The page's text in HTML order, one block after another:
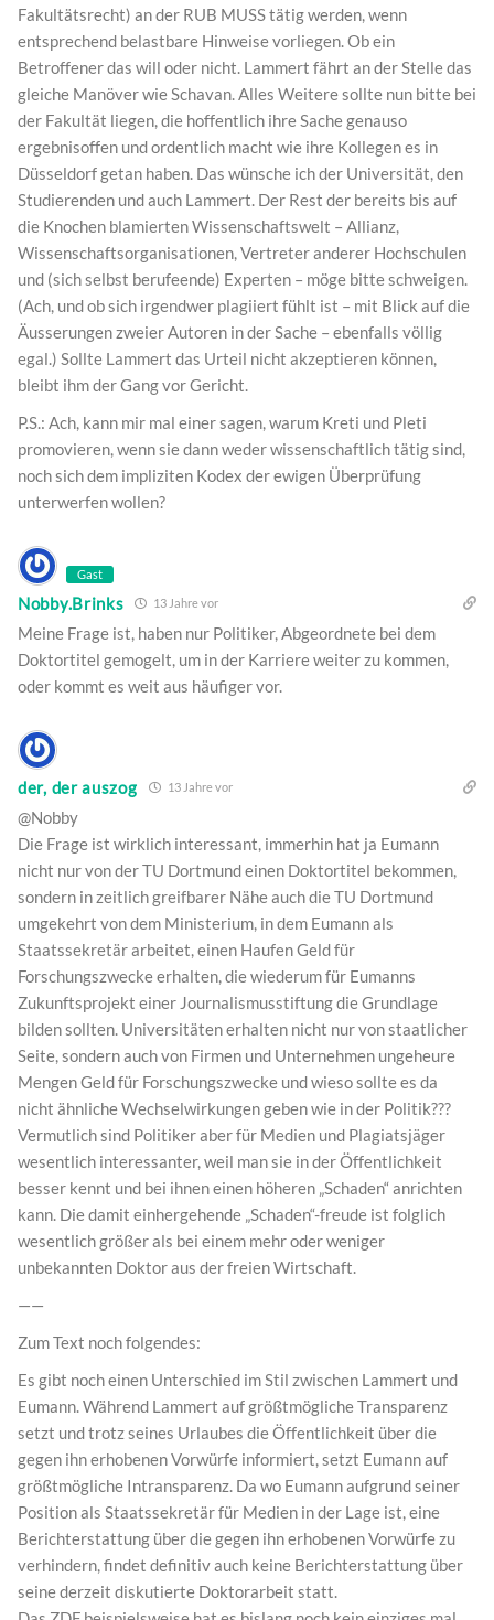
Fakultätsrecht) an der RUB MUSS tätig werden, wenn
entsprechend belastbare Hinweise vorliegen. Ob ein
Betroffener das will oder nicht. Lammert fährt an der Stelle das
gleiche Manöver wie Schavan. Alles Weitere sollte nun bitte bei
der Fakultät liegen, die hoffentlich ihre Sache genauso
ergebnisoffen und ordentlich macht wie ihre Kollegen es in
Düsseldorf getan haben. Das wünsche ich der Universität, den
Studierenden und auch Lammert. Der Rest der bereits bis auf
die Knochen blamierten Wissenschaftswelt – Allianz,
Wissenschaftsorganisationen, Vertreter anderer Hochschulen
und (sich selbst berufeende) Experten – möge bitte schweigen.
(Ach, und ob sich irgendwer plagiiert fühlt ist – mit Blick auf die
Äusserungen zweier Autoren in der Sache – ebenfalls völlig
egal.) Sollte Lammert das Urteil nicht akzeptieren können,
bleibt ihm der Gang vor Gericht.
P.S.: Ach, kann mir mal einer sagen, warum Kreti und Pleti
promovieren, wenn sie dann weder wissenschaftlich tätig sind,
noch sich dem impliziten Kodex der ewigen Überprüfung
unterwerfen wollen?
Gast
Nobby.Brinks 13 Jahre vor
Meine Frage ist, haben nur Politiker, Abgeordnete bei dem
Doktortitel gemogelt, um in der Karriere weiter zu kommen,
oder kommt es weit aus häufiger vor.
der, der auszog 13 Jahre vor
@Nobby
Die Frage ist wirklich interessant, immerhin hat ja Eumann
nicht nur von der TU Dortmund einen Doktortitel bekommen,
sondern in zeitlich greifbarer Nähe auch die TU Dortmund
umgekehrt von dem Ministerium, in dem Eumann als
Staatssekretär arbeitet, einen Haufen Geld für
Forschungszwecke erhalten, die wiederum für Eumanns
Zukunftsprojekt einer Journalismusstiftung die Grundlage
bilden sollten. Universitäten erhalten nicht nur von staatlicher
Seite, sondern auch von Firmen und Unternehmen ungeheure
Mengen Geld für Forschungszwecke und wieso sollte es da
nicht ähnliche Wechselwirkungen geben wie in der Politik???
Vermutlich sind Politiker aber für Medien und Plagiatsjäger
wesentlich interessanter, weil man sie in der Öffentlichkeit
besser kennt und bei ihnen einen höheren „Schaden“ anrichten
kann. Die damit einhergehende „Schaden“-freude ist folglich
wesentlich größer als bei einem mehr oder weniger
unbekannten Doktor aus der freien Wirtschaft.
——
Zum Text noch folgendes:
Es gibt noch einen Unterschied im Stil zwischen Lammert und
Eumann. Während Lammert auf größtmögliche Transparenz
setzt und trotz seines Urlaubes die Öffentlichkeit über die
gegen ihn erhobenen Vorwürfe informiert, setzt Eumann auf
größtmögliche Intransparenz. Da wo Eumann aufgrund seiner
Position als Staatssekretär für Medien in der Lage ist, eine
Berichterstattung über die gegen ihn erhobenen Vorwürfe zu
verhindern, findet definitiv auch keine Berichterstattung über
seine derzeit diskutierte Doktorarbeit statt.